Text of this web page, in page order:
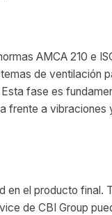
AMCA 210 e
de ventilación
fase es
frente a vibraciones
en el producto final.
de CBI Group